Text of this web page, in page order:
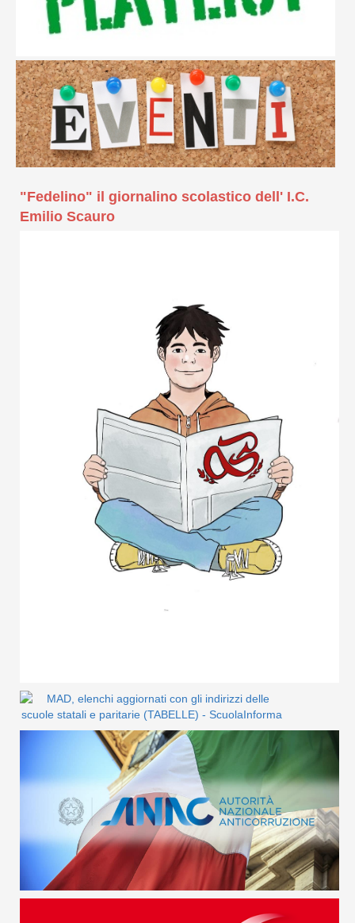
"Fedelino" il giornalino scolastico dell' I.C.
Emilio Scauro